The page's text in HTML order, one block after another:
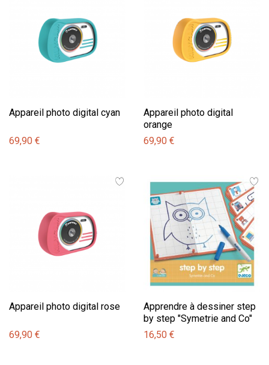
Appareil photo digital cyan
69,90 €
Appareil photo digital
orange
69,90 €
Appareil photo digital rose
69,90 €
Apprendre à dessiner step
by step "Symetrie and Co"
16,50 €